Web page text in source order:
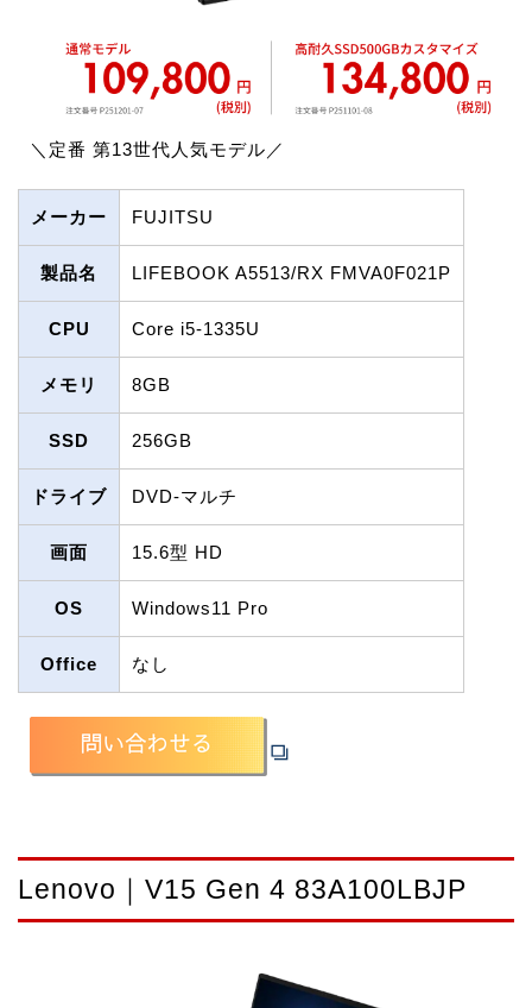
＼定番 第13世代人気モデル／
メーカー FUJITSU
製品名 LIFEBOOK A5513/RX FMVA0F021P
CPU Core i5-1335U
メモリ 8GB
SSD 256GB
ドライブ DVD-マルチ
画面 15.6型 HD
OS Windows11 Pro
Office なし
Lenovo｜V15 Gen 4 83A100LBJP